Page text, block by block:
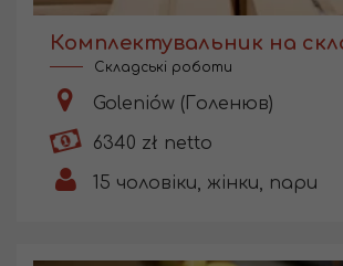
Комплектувальник на
Складські роботи
Goleniów (Голенюв)
6340 zł netto
15 чоловіки, жінки, пари